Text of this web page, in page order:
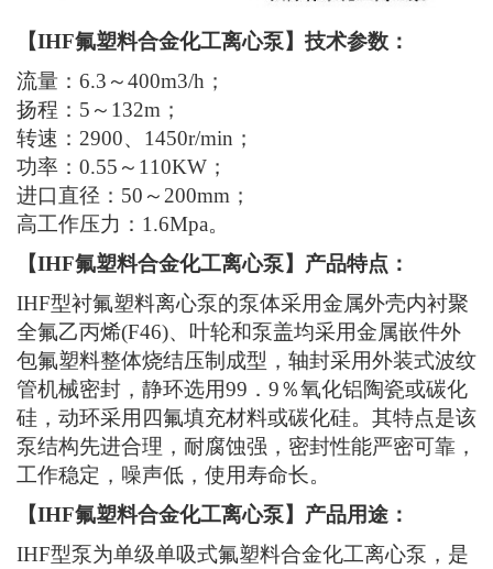
【IHF氟塑料合金化工离心泵】技术参数：
流量：6.3～400m3/h；
扬程：5～132m；
转速：2900、1450r/min；
功率：0.55～110KW；
进口直径：50～200mm；
高工作压力：1.6Mpa。
【IHF氟塑料合金化工离心泵】产品特点：
IHF型衬氟塑料离心泵的泵体采用金属外壳内衬聚
全氟乙丙烯(F46)、叶轮和泵盖均采用金属嵌件外
包氟塑料整体烧结压制成型，轴封采用外装式波纹
管机械密封，静环选用99．9％氧化铝陶瓷或碳化
硅，动环采用四氟填充材料或碳化硅。其特点是该
泵结构先进合理，耐腐蚀强，密封性能严密可靠，
工作稳定，噪声低，使用寿命长。
【IHF氟塑料合金化工离心泵】产品用途：
IHF型泵为单级单吸式氟塑料合金化工离心泵，是